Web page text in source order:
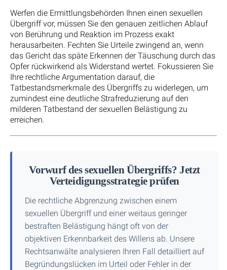
Werfen die Ermittlungsbehörden Ihnen einen sexuellen
Übergriff vor, müssen Sie den genauen zeitlichen Ablauf
von Berührung und Reaktion im Prozess exakt
herausarbeiten. Fechten Sie Urteile zwingend an, wenn
das Gericht das späte Erkennen der Täuschung durch das
Opfer rückwirkend als Widerstand wertet. Fokussieren Sie
Ihre rechtliche Argumentation darauf, die
Tatbestandsmerkmale des Übergriffs zu widerlegen, um
zumindest eine deutliche Strafreduzierung auf den
milderen Tatbestand der sexuellen Belästigung zu
erreichen.
Vorwurf des sexuellen Übergriffs? Jetzt
Verteidigungsstrategie prüfen
Die rechtliche Abgrenzung zwischen einem
sexuellen Übergriff und einer weitaus geringer
bestraften Belästigung hängt oft von der
objektiven Erkennbarkeit des Willens ab. Unsere
Rechtsanwälte analysieren Ihren Fall detailliert auf
Begründungslücken im Urteil oder Fehler in der